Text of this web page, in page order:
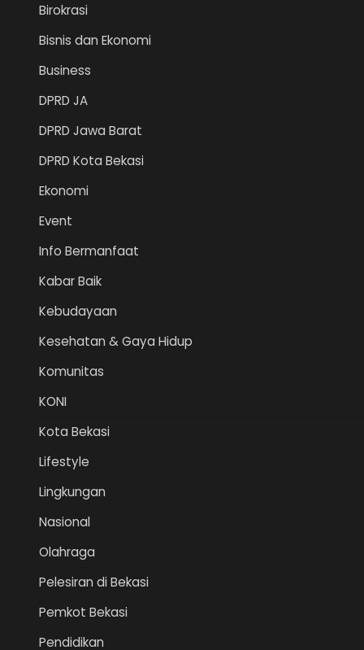
Birokrasi
Bisnis dan Ekonomi
Business
DPRD JA
DPRD Jawa Barat
DPRD Kota Bekasi
Ekonomi
Event
Info Bermanfaat
Kabar Baik
Kebudayaan
Kesehatan & Gaya Hidup
Komunitas
KONI
Kota Bekasi
Lifestyle
Lingkungan
Nasional
Olahraga
Pelesiran di Bekasi
Pemkot Bekasi
Pendidikan